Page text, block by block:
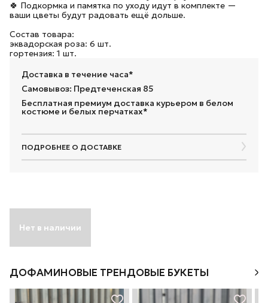
🍀 Подкормка и памятка по уходу идут в комплекте —
ваши цветы будут радовать ещё дольше.
Состав товара:
эквадорская роза: 6 шт.
гортензия: 1 шт.
Доставка в течение часа*
Самовывоз: Предтеченская 85
Бесплатная премиум доставка курьером в белом
костюме и белых перчатках*
ПОДРОБНЕЕ О ДОСТАВКЕ
Нет в наличии
ДОФАМИНОВЫЕ ТРЕНДОВЫЕ БУКЕТЫ